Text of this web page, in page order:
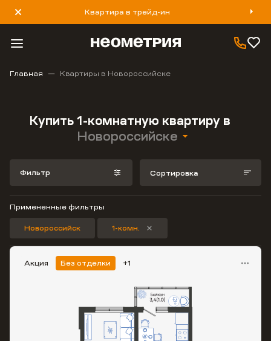
Квартира в трейд-ин
8 800 777 40 93
Главная Квартиры в Новороссийске
Купить 1-комнатную квартиру в
Новороссийске
Фильтр Сортировка
Примененные фильтры
Новороссийск 1-комн.
Акция Без отделки +1